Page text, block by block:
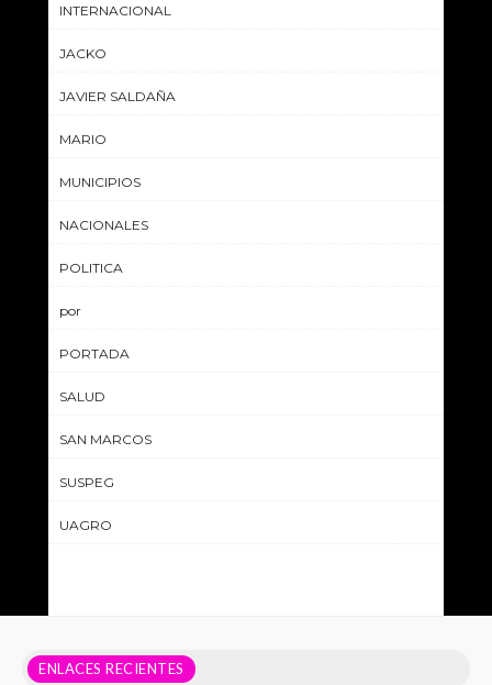
INTERNACIONAL
JACKO
JAVIER SALDAÑA
MARIO
MUNICIPIOS
NACIONALES
POLITICA
por
PORTADA
SALUD
SAN MARCOS
SUSPEG
UAGRO
ENLACES RECIENTES